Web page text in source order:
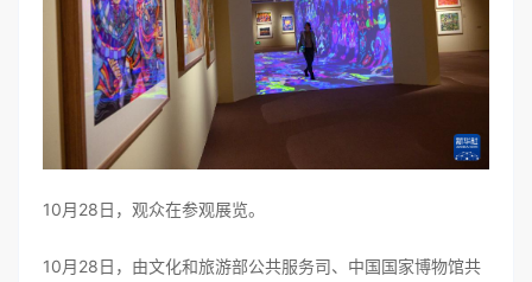
10月28日，观众在参观展览。
10月28日，由文化和旅游部公共服务司、中国国家博物馆共